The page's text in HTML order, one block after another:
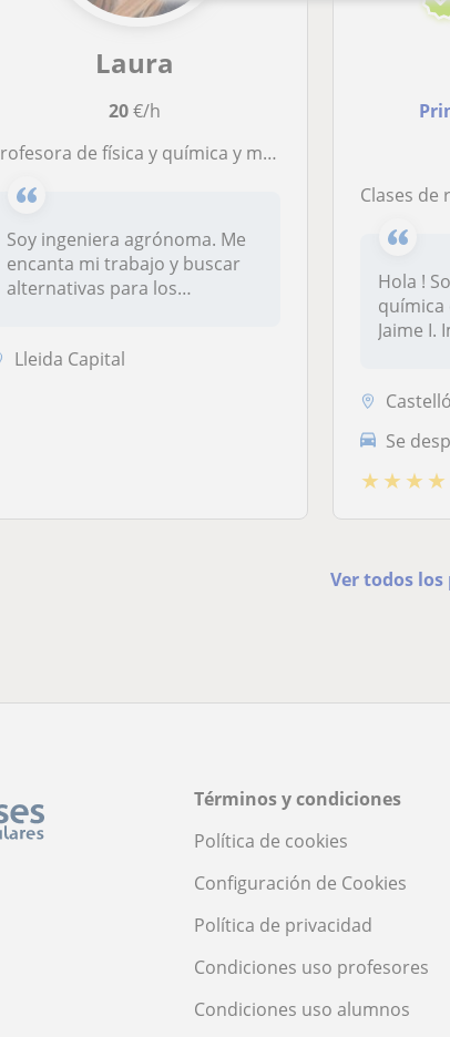
Laura
20€/h
Profesora de física y química y matemáticas en centro educativo
Soy ingeniera agrónoma. Me
encanta mi trabajo y buscar
alternativas para los
Lleida Capital
Clases de refuerzo en
Hola !
química
Jaime I.
Se
★ ★ ★ ★
Ver todos
Términos y condiciones
Política de cookies
Configuración de Cookies
Política de privacidad
Condiciones uso profesores
Condiciones uso alumnos